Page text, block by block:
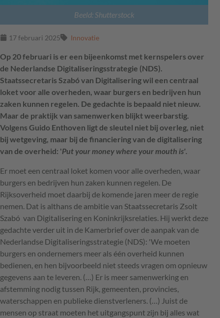
Beeld: Shutterstock
17 februari 2025 Innovatie
Op 20 februari is er een bijeenkomst met kernspelers over
de Nederlandse Digitaliseringsstrategie (NDS).
Staatssecretaris Szabó van Digitalisering wil een centraal
loket voor alle overheden, waar burgers en bedrijven hun
zaken kunnen regelen. De gedachte is bepaald niet nieuw.
Maar de praktijk van samenwerken blijkt weerbarstig.
Volgens Guido Enthoven ligt de sleutel niet bij overleg, niet
bij wetgeving, maar bij de financiering van de digitalisering
van de overheid: 'Put your money where your mouth is'.
Er moet een centraal loket komen voor alle overheden, waar
burgers en bedrijven hun zaken kunnen regelen. De
Rijksoverheid moet daarbij de komende jaren meer de regie
nemen. Dat is althans de ambitie van Staatssecretaris Zsolt
Szabó van Digitalisering en Koninkrijksrelaties. Hij werkt deze
gedachte verder uit in de Kamerbrief over de aanpak van de
Nederlandse Digitaliseringsstrategie (NDS): 'We moeten
burgers en ondernemers meer als één overheid kunnen
bedienen, en hen bijvoorbeeld niet steeds vragen om opnieuw
gegevens aan te leveren. (…) Er is meer samenwerking en
afstemming nodig tussen Rijk, gemeenten, provincies,
waterschappen en publieke dienstverleners. (…) Juist de
mensen op straat moeten het uitgangspunt zijn bij alles wat